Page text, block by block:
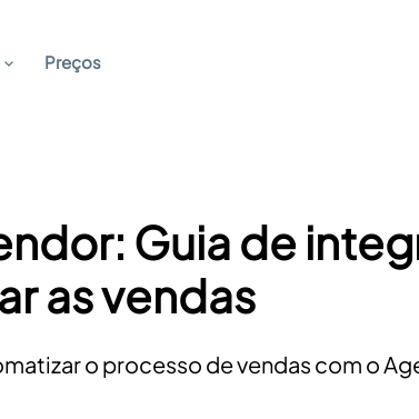
Preços
Guia de
as vendas
o processo de vendas com o